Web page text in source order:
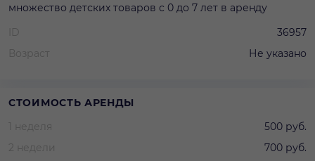
множество детских товаров с 0 до 7 лет в аренду
ID
36957
Возраст
Не указано
СТОИМОСТЬ АРЕНДЫ
1 неделя
500 руб.
2 недели
700 руб.